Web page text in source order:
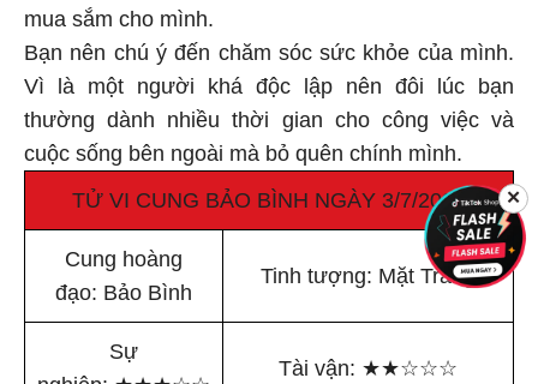
mua sắm cho mình.
Bạn nên chú ý đến chăm sóc sức khỏe của mình.
Vì là một người khá độc lập nên đôi lúc bạn
thường dành nhiều thời gian cho công việc và
cuộc sống bên ngoài mà bỏ quên chính mình.
TỬ VI CUNG BẢO BÌNH NGÀY 3/7/2020
Cung hoàng
đạo: Bảo Bình
Tinh tượng: Mặt Trăng
Sự
Tài vận: ★★☆☆☆
✕